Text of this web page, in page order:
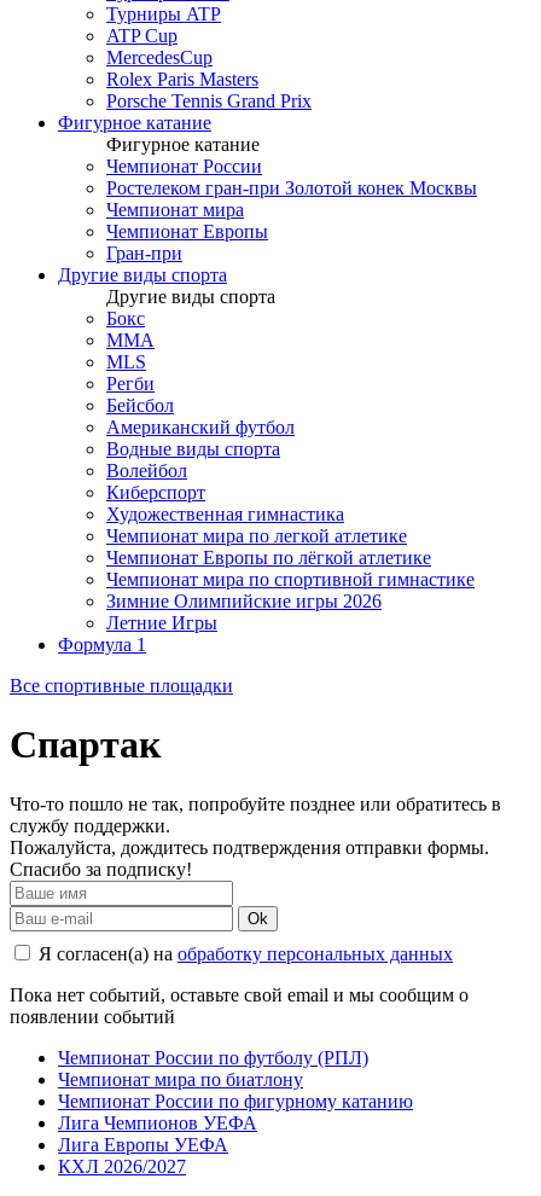
Турниры ATP
ATP Cup
MercedesCup
Rolex Paris Masters
Porsche Tennis Grand Prix
Фигурное катание
Фигурное катание
Чемпионат России
Ростелеком гран-при Золотой конек Москвы
Чемпионат мира
Чемпионат Европы
Гран-при
Другие виды спорта
Другие виды спорта
Бокс
MMA
MLS
Регби
Бейсбол
Американский футбол
Водные виды спорта
Волейбол
Киберспорт
Художественная гимнастика
Чемпионат мира по легкой атлетике
Чемпионат Европы по лёгкой атлетике
Чемпионат мира по спортивной гимнастике
Зимние Олимпийские игры 2026
Летние Игры
Формула 1
Все спортивные площадки
Спартак
Что-то пошло не так, попробуйте позднее или обратитесь в
службу поддержки.
Пожалуйста, дождитесь подтверждения отправки формы.
Спасибо за подписку!
Ok
Я согласен(а) на обработку персональных данных
Пока нет событий, оставьте свой email и мы сообщим о
появлении событий
Чемпионат России по футболу (РПЛ)
Чемпионат мира по биатлону
Чемпионат России по фигурному катанию
Лига Чемпионов УЕФА
Лига Европы УЕФА
КХЛ 2026/2027